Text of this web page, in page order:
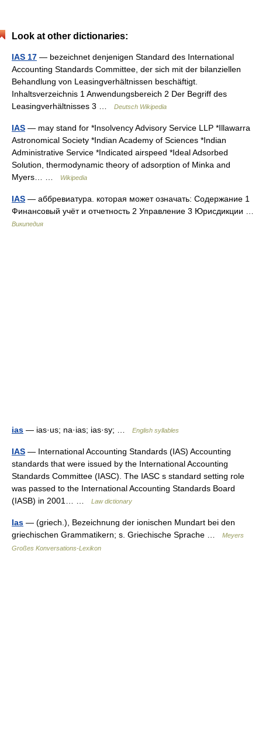
Look at other dictionaries:
IAS 17 — bezeichnet denjenigen Standard des International
Accounting Standards Committee, der sich mit der bilanziellen
Behandlung von Leasingverhältnissen beschäftigt.
Inhaltsverzeichnis 1 Anwendungsbereich 2 Der Begriff des
Leasingverhältnisses 3 …
Deutsch Wikipedia
IAS — may stand for *Insolvency Advisory Service LLP *Illawarra
Astronomical Society *Indian Academy of Sciences *Indian
Administrative Service *Indicated airspeed *Ideal Adsorbed
Solution, thermodynamic theory of adsorption of Minka and
Myers… …
Wikipedia
IAS — аббревиатура. которая может означать: Содержание 1
Финансовый учёт и отчетность 2 Управление 3 Юрисдикции …
Википедия
ias — ias·us; na·ias; ias·sy; … English syllables
IAS — International Accounting Standards (IAS) Accounting
standards that were issued by the International Accounting
Standards Committee (IASC). The IASC s standard setting role
was passed to the International Accounting Standards Board
(IASB) in 2001… …
Law dictionary
Ias — (griech.), Bezeichnung der ionischen Mundart bei den
griechischen Grammatikern; s. Griechische Sprache …
Meyers
Großes Konversations-Lexikon